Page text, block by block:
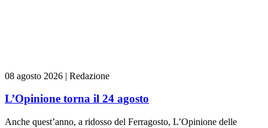
08 agosto 2026 | Redazione
L’Opinione torna il 24 agosto
Anche quest’anno, a ridosso del Ferragosto, L’Opinione delle